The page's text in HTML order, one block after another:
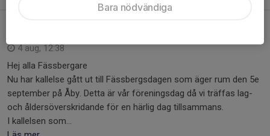
4 aug, 12:38
Hej alla Fässbergare
Nu har kallelse gått ut till Fässbergsdagen som äger rum den 5e
september på Åby. Detta är vår föreningsdag då vi träffas lag-
och åldersöverskridande för en härlig dag tillsammans.
I kallelsen som...
Bara nödvändiga